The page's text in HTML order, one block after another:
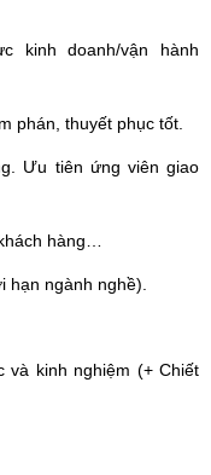
kinh doanh/vận hành
phán, thuyết phục tốt.
Ưu tiên ứng viên giao
hàng…
hạn ngành nghề).
và kinh nghiệm (+ Chiết